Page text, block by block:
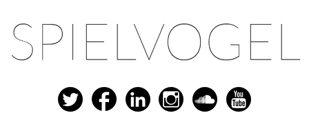
Inhalt
springen